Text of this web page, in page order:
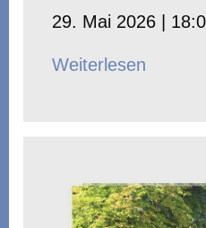
29. Mai 2026 |
Weiterlesen